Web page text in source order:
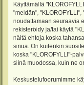
Käyttämällä
"meidän",
noudattamaan seuraavia
rekisteröidy ja/tai käytä
näitä ehtoja koska
sinua. On kuitenkin
koska "KLOROFYLLI"-
siinä muodossa, kuin ne
Keskustelufoorumimme